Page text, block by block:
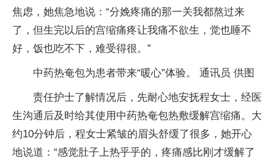
焦虑，她焦急地说：“分娩疼痛的那一关我都熬过来
了，但生完以后的宫缩痛疼让我痛不欲生，觉也睡不
好，饭也吃不下，难受得很。”
中药热奄包为患者带来“暖心”体验。 通讯员 供图
责任护士了解情况后，先耐心地安抚程女士，经医
生沟通后及时给其使用中药热奄包热敷缓解宫缩痛。大
约10分钟后，程女士紧皱的眉头舒缓了很多，她开心
地说道：“感觉肚子上热乎乎的，疼痛感比刚才缓解了